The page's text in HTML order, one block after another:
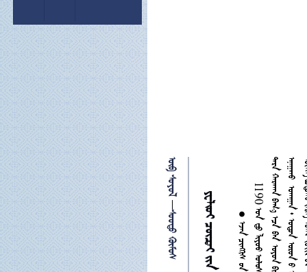
 

 